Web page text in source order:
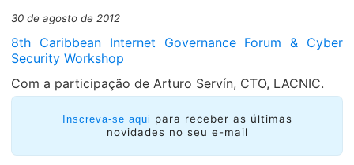
30 de agosto de 2012
8th Caribbean Internet Governance Forum & Cyber
Security Workshop
Com a participação de Arturo Servín, CTO, LACNIC.
Inscreva-se aqui para receber as últimas
novidades no seu e-mail